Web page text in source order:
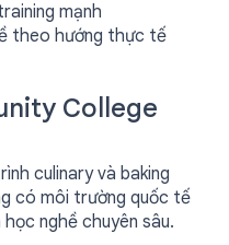
mạnh
theo hướng thực tế
College
culinary và baking
có môi trường quốc tế
nghề chuyên sâu.